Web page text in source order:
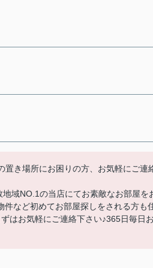
き場所にお困りの方、お気軽にご連
域NO.1の当店にてお素敵なお部屋を
など初めてお部屋探しをされる方も
はお気軽にご連絡下さい♪365日毎日お